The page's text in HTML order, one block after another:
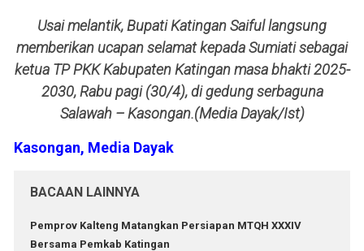
Usai melantik, Bupati Katingan Saiful langsung
memberikan ucapan selamat kepada Sumiati sebagai
ketua TP PKK Kabupaten Katingan masa bhakti 2025-
2030, Rabu pagi (30/4), di gedung serbaguna
Salawah – Kasongan.(Media Dayak/Ist)
Kasongan, Media Dayak
BACAAN LAINNYA
Pemprov Kalteng Matangkan Persiapan MTQH XXXIV
Bersama Pemkab Katingan